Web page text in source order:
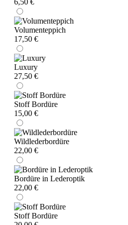
6,50 €
Volumenteppich
17,50 €
Luxury
27,50 €
Stoff Bordüre
15,00 €
Wildlederbordüre
22,00 €
Bordüre in Lederoptik
22,00 €
Stoff Bordüre